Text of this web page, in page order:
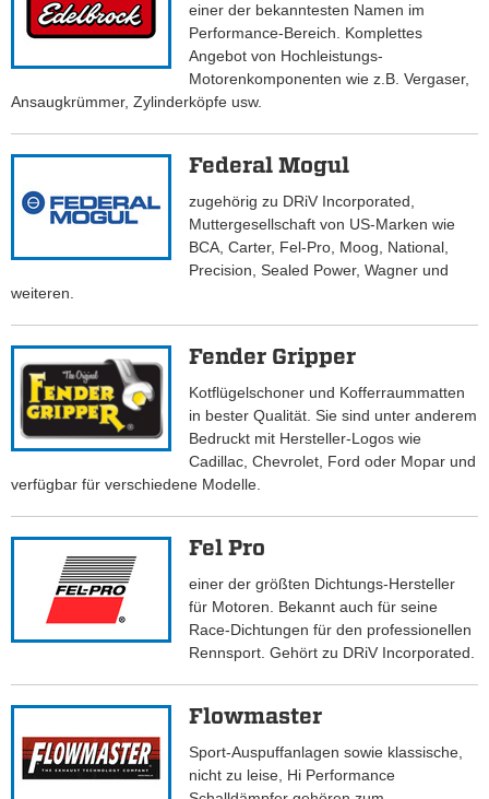
einer der bekanntesten Namen im
Performance-Bereich. Komplettes
Angebot von Hochleistungs-
Motorenkomponenten wie z.B. Vergaser,
Ansaugkrümmer, Zylinderköpfe usw.
Federal Mogul
zugehörig zu DRiV Incorporated,
Muttergesellschaft von US-Marken wie
BCA, Carter, Fel-Pro, Moog, National,
Precision, Sealed Power, Wagner und
weiteren.
Fender Gripper
Kotflügelschoner und Kofferraummatten
in bester Qualität. Sie sind unter anderem
Bedruckt mit Hersteller-Logos wie
Cadillac, Chevrolet, Ford oder Mopar und
verfügbar für verschiedene Modelle.
Fel Pro
einer der größten Dichtungs-Hersteller
für Motoren. Bekannt auch für seine
Race-Dichtungen für den professionellen
Rennsport. Gehört zu DRiV Incorporated.
Flowmaster
Sport-Auspuffanlagen sowie klassische,
nicht zu leise, Hi Performance